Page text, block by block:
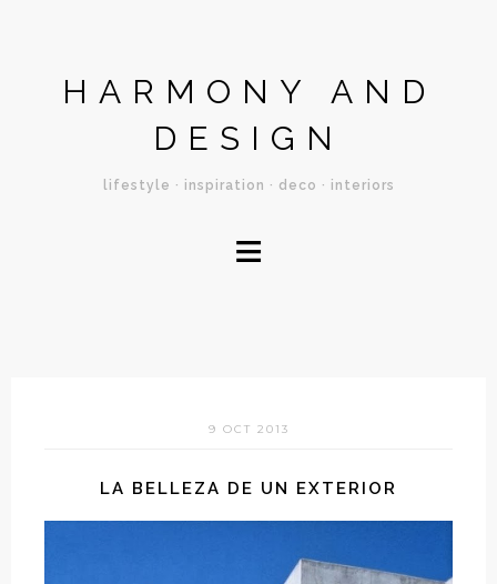
HARMONY AND
DESIGN
lifestyle · inspiration · deco · interiors
≡
9 OCT 2013
LA BELLEZA DE UN EXTERIOR